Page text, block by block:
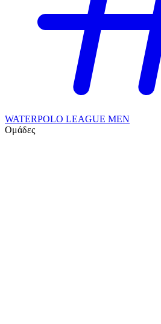
WATERPOLO LEAGUE MEN
Ομάδες